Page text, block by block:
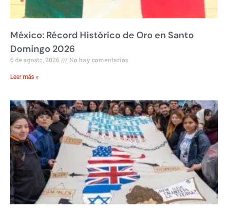
México: Récord Histórico de Oro en Santo
Domingo 2026
6 de agosto, 2026 No hay comentarios
Leer más »